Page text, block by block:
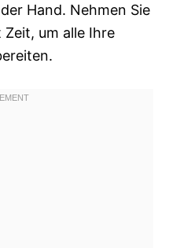
Hand. Nehmen Sie
um alle Ihre